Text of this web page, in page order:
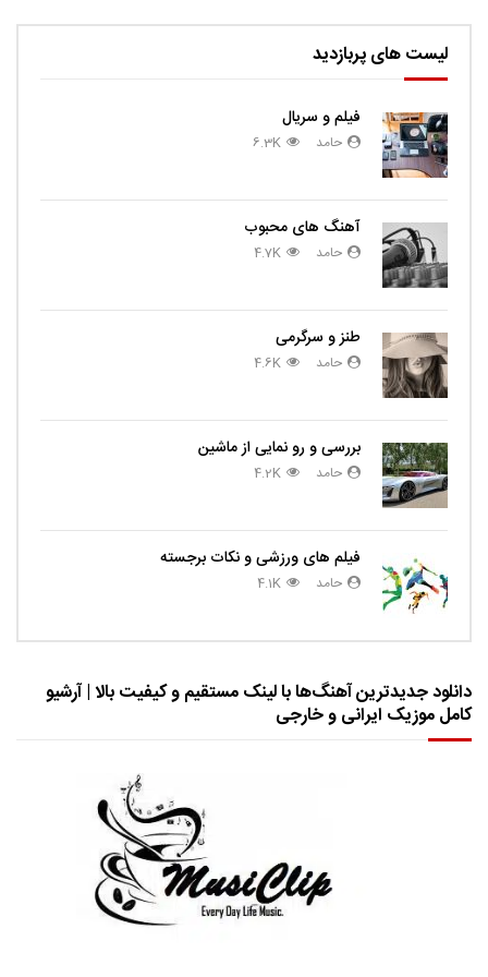
لیست های پربازدید
فیلم و سریال
حامد 6.3K
آهنگ های محبوب
حامد 4.7K
طنز و سرگرمی
حامد 4.6K
بررسی و رو نمایی از ماشین
حامد 4.2K
فیلم های ورزشی و نکات برجسته
حامد 4.1K
دانلود جدیدترین آهنگ‌ها با لینک مستقیم و کیفیت بالا | آرشیو
کامل موزیک ایرانی و خارجی